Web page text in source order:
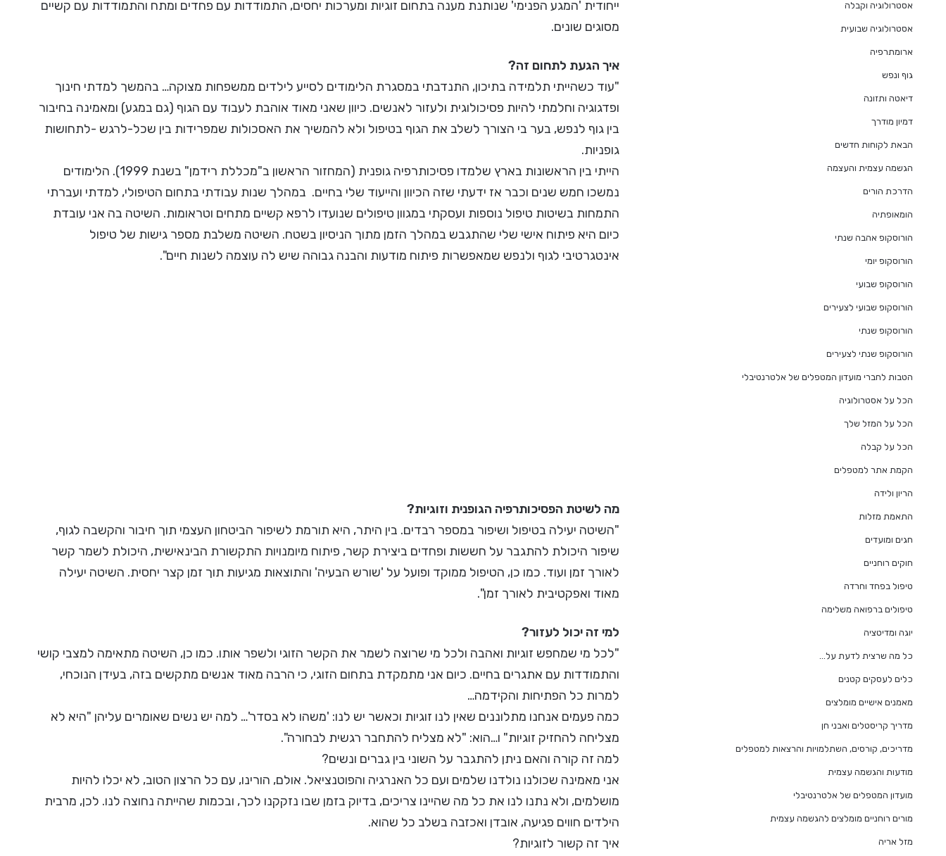
ייחודית 'המגע הפנימי' שנותנת מענה בתחום זוגיות ומערכות יחסים, התמודדות עם פחדים ומתח והתמודדות עם קשיים
מסוגים שונים.
איך הגעת לתחום זה?
"עוד כשהייתי תלמידה בתיכון, התנדבתי במסגרת הלימודים לסייע לילדים ממשפחות מצוקה… בהמשך למדתי חינוך
ופדגוגיה וחלמתי להיות פסיכולוגית ולעזור לאנשים. כיוון שאני מאוד אוהבת לעבוד עם הגוף (גם במגע) ומאמינה בחיבור
בין גוף לנפש, בער בי הצורך לשלב את הגוף בטיפול ולא להמשיך את האסכולות שמפרידות בין שכל-לרגש -לתחושות
גופניות.
הייתי בין הראשונות בארץ שלמדו פסיכותרפיה גופנית (המחזור הראשון ב"מכללת רידמן" בשנת 1999). הלימודים
נמשכו חמש שנים וכבר אז ידעתי שזה הכיוון והייעוד שלי בחיים. במהלך שנות עבודתי בתחום הטיפולי, למדתי ועברתי
התמחות בשיטות טיפול נוספות ועסקתי במגוון טיפולים שנועדו לרפא קשיים מתחים וטראומות. השיטה בה אני עובדת
כיום היא פיתוח אישי שלי שהתגבש במהלך הזמן מתוך הניסיון בשטח. השיטה משלבת מספר גישות של טיפול
אינטגרטיבי לגוף ולנפש שמאפשרות פיתוח מודעות והבנה גבוהה שיש לה עוצמה לשנות חיים".
מה לשיטת הפסיכותרפיה הגופנית וזוגיות?
"השיטה יעילה בטיפול ושיפור במספר רבדים. בין היתר, היא תורמת לשיפור הביטחון העצמי תוך חיבור והקשבה לגוף,
שיפור היכולת להתגבר על חששות ופחדים ביצירת קשר, פיתוח מיומנויות התקשורת הבינאישית, היכולת לשמר קשר
לאורך זמן ועוד. כמו כן, הטיפול ממוקד ופועל על 'שורש הבעיה' והתוצאות מגיעות תוך זמן קצר יחסית. השיטה יעילה
מאוד ואפקטיבית לאורך זמן".
למי זה יכול לעזור?
"לכל מי שמחפש זוגיות ואהבה ולכל מי שרוצה לשמר את הקשר הזוגי ולשפר אותו. כמו כן, השיטה מתאימה למצבי קושי
והתמודדות עם אתגרים בחיים. כיום אני מתמקדת בתחום הזוגי, כי הרבה מאוד אנשים מתקשים בזה, בעידן הנוכחי,
למרות כל הפתיחות והקידמה…
כמה פעמים אנחנו מתלוננים שאין לנו זוגיות וכאשר יש לנו: 'משהו לא בסדר'… למה יש נשים שאומרים עליהן "היא לא
מצליחה להחזיק זוגיות" ו…הוא: "לא מצליח להתחבר רגשית לבחורה".
למה זה קורה והאם ניתן להתגבר על השוני בין גברים ונשים?
אני מאמינה שכולנו נולדנו שלמים ועם כל האנרגיה והפוטנציאל. אולם, הורינו, עם כל הרצון הטוב, לא יכלו להיות
מושלמים, ולא נתנו לנו את כל מה שהיינו צריכים, בדיוק בזמן שבו נזקקנו לכך, ובכמות שהייתה נחוצה לנו. לכן, מרבית
הילדים חווים פגיעה, אובדן ואכזבה בשלב כל שהוא.
איך זה קשור לזוגיות?
אסטרולוגיה וקבלה
אסטרולוגיה שבועית
ארומתרפיה
גוף ונפש
דיאטה ותזונה
דמיון מודרך
הבאת לקוחות חדשים
הגשמה עצמית והעצמה
הדרכת הורים
הומאופתיה
הורוסקופ אהבה שנתי
הורוסקופ יומי
הורוסקופ שבועי
הורוסקופ שבועי לצעירים
הורוסקופ שנתי
הורוסקופ שנתי לצעירים
הטבות לחברי מועדון המטפלים של אלטרנטיבלי
הכל על אסטרולוגיה
הכל על המזל שלך
הכל על קבלה
הקמת אתר למטפלים
הריון ולידה
התאמת מזלות
חגים ומועדים
חוקים רוחניים
טיפול בפחד וחרדה
טיפולים ברפואה משלימה
יוגה ומדיטציה
כל מה שרצית לדעת על…
כלים לעסקים קטנים
מאמנים אישיים מומלצים
מדריך קריסטלים ואבני חן
מדריכים, קורסים, השתלמויות והרצאות למטפלים
מודעות והגשמה עצמית
מועדון המטפלים של אלטרנטיבלי
מורים רוחניים מומלצים להגשמה עצמית
מזל אריה